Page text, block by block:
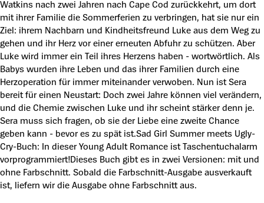
Watkins nach zwei Jahren nach Cape Cod zurückkehrt, um dort
mit ihrer Familie die Sommerferien zu verbringen, hat sie nur ein
Ziel: ihrem Nachbarn und Kindheitsfreund Luke aus dem Weg zu
gehen und ihr Herz vor einer erneuten Abfuhr zu schützen. Aber
Luke wird immer ein Teil ihres Herzens haben - wortwörtlich. Als
Babys wurden ihre Leben und das ihrer Familien durch eine
Herzoperation für immer miteinander verwoben. Nun ist Sera
bereit für einen Neustart: Doch zwei Jahre können viel verändern,
und die Chemie zwischen Luke und ihr scheint stärker denn je.
Sera muss sich fragen, ob sie der Liebe eine zweite Chance
geben kann - bevor es zu spät ist.Sad Girl Summer meets Ugly-
Cry-Buch: In dieser Young Adult Romance ist Taschentuchalarm
vorprogrammiert!Dieses Buch gibt es in zwei Versionen: mit und
ohne Farbschnitt. Sobald die Farbschnitt-Ausgabe ausverkauft
ist, liefern wir die Ausgabe ohne Farbschnitt aus.